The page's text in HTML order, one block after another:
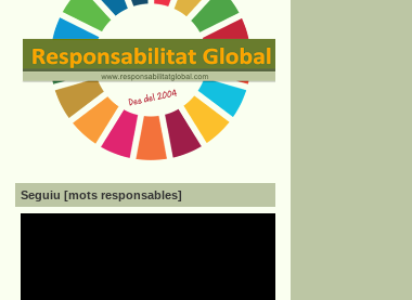
Seguiu [mots responsables]